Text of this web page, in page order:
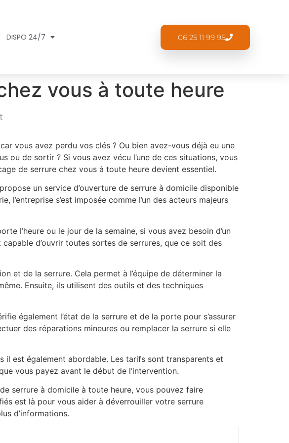
DISPO 24/7 06 25 11 99 95
vous à toute heure
vous avez perdu vos clés ? Ou bien avez-vous déjà eu une
ou de sortir ? Si vous avez vécu l’une de ces situations, vous
de serrure chez vous à toute heure devient essentiel.
un service d’ouverture de serrure à domicile disponible
l’entreprise s’est imposée comme l’un des acteurs majeurs
l’heure ou le jour de la semaine, si vous avez besoin d’un
d’ouvrir toutes sortes de serrures, que ce soit des
et de la serrure. Cela permet à l’équipe de déterminer la
Ensuite, ils utilisent des outils et des techniques
également l’état de la serrure et de la porte pour s’assurer
des réparations mineures ou remplacer la serrure si elle
il est également abordable. Les tarifs sont transparents et
vous payez avant le début de l’intervention.
serrure à domicile à toute heure, vous pouvez faire
est là pour vous aider à déverrouiller votre serrure
d’informations.